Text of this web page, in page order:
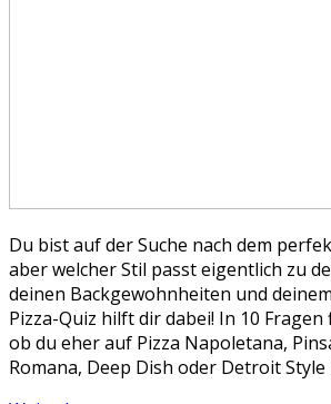
Du bist auf der Suche nach dem
aber welcher Stil passt eigentlich zu
deinen Backgewohnheiten und
Pizza-Quiz hilft dir dabei! In 10
ob du eher auf Pizza Napoletana,
Romana, Deep Dish oder Detroit Style